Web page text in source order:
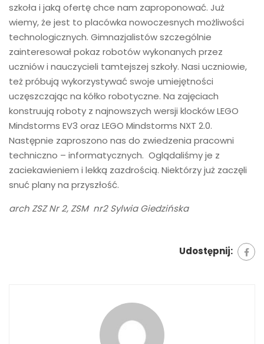
szkoła i jaką ofertę chce nam zaproponować. Już
wiemy, że jest to placówka nowoczesnych możliwości
technologicznych. Gimnazjalistów szczególnie
zainteresował pokaz robotów wykonanych przez
uczniów i nauczycieli tamtejszej szkoły. Nasi uczniowie,
też próbują wykorzystywać swoje umiejętności
uczęszczając na kółko robotyczne. Na zajęciach
konstruują roboty z najnowszych wersji klocków LEGO
Mindstorms EV3 oraz LEGO Mindstorms NXT 2.0.
Następnie zaproszono nas do zwiedzenia pracowni
techniczno – informatycznych. Oglądaliśmy je z
zaciekawieniem i lekką zazdrością. Niektórzy już zaczęli
snuć plany na przyszłość.
arch ZSZ Nr 2, ZSM nr2 Sylwia Giedzińska
Udostępnij: